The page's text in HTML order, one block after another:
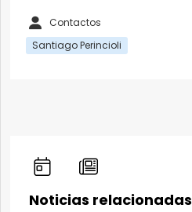
Contactos
Santiago Perincioli
Noticias relacionadas